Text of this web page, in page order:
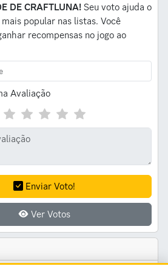
DE CRAFTLUNA! Seu voto ajuda o
popular nas listas. Você
recompensas no jogo ao
Avaliação
Enviar Voto!
Ver Votos